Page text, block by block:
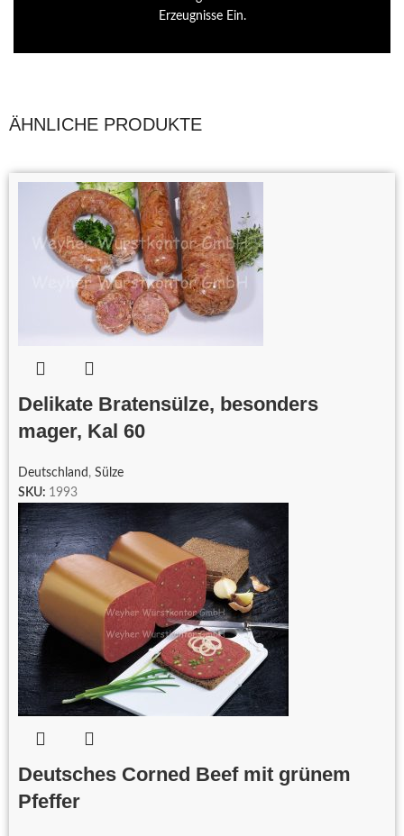
Erzeugnisse Ein.
ÄHNLICHE PRODUKTE
Delikate Bratensülze, besonders
mager, Kal 60
Deutschland , Sülze
SKU: 1993
Deutsches Corned Beef mit grünem
Pfeffer